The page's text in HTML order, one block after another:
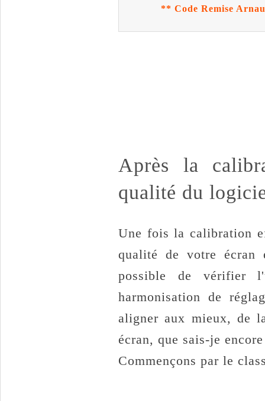
** Code Remise
Après la
qualité du
Une fois la calibration
qualité de votre
possible de vérifier
harmonisation de
aligner aux mieux, de
écran, que sais-je
Commençons par le